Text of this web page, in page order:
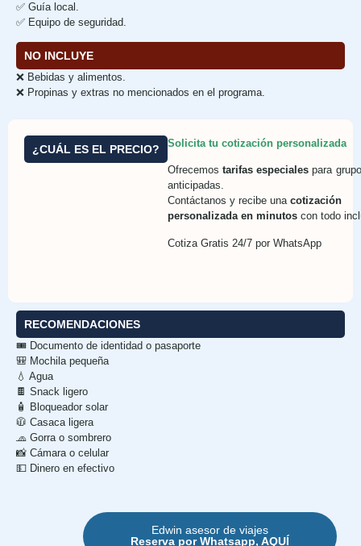
✅ Guía local.
✅ Equipo de seguridad.
NO INCLUYE
❌ Bebidas y alimentos.
❌ Propinas y extras no mencionados en el programa.
¿CUÁL ES EL PRECIO? Solicita tu cotización personalizada
Ofrecemostarifas especiales para
anticipadas.
Contáctanos y recibe una cotización
personalizada en minutos con todo
Cotiza Gratis 24/7 por WhatsApp
RECOMENDACIONES
🎟️ Documento de identidad o pasaporte
🎒 Mochila pequeña
💧 Agua
🍫 Snack ligero
🧴 Bloqueador solar
🧥 Casaca ligera
🧢 Gorra o sombrero
📸 Cámara o celular
💵 Dinero en efectivo
Edwin asesor de viajes
Reserva por Whatsapp, AQUÍ